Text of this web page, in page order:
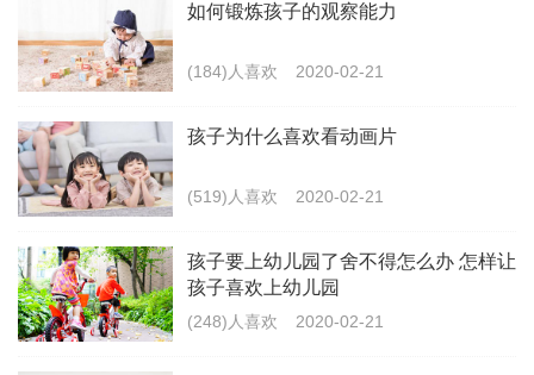
孩子每天都待在粉红色的房间里6分钟,结果发现连续1个
半月之后,这几个孩子的哭闹和打人行为明显减少。 色彩
让你了解孩子的内心世界 色彩对于家长了解和帮助解决
孩子成长中出现的问题有着重要的作用。 她认为，孩子
的世界本来就充满了美好的色彩,如果他们喜欢某一种颜
色,通常意味着他在这个发展阶段属于那种颜色的人格特
质,或出于生存本能的提醒他自己需要那种颜色的能量来
平衡。 因此,我们只需要细心地观察孩子对颜色的喜好,
从他最常用的画笔颜色、最喜欢的物件颜色、最爱吃的
如何锻炼孩子的观察能力
(184)人喜欢 2020-02-21
孩子为什么喜欢看动画片
(519)人喜欢 2020-02-21
孩子要上幼儿园了舍不得怎么办 怎样让
孩子喜欢上幼儿园
(248)人喜欢 2020-02-21